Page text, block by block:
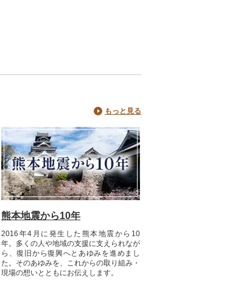
もっと見る
熊本地震から10年
2016年4月に発生した熊本地震から10
年。多くの人や地域の支援に支えられなが
ら、復旧から復興へとあゆみを進めまし
た。そのあゆみを、これからの取り組み・
現場の想いとともにお伝えします。